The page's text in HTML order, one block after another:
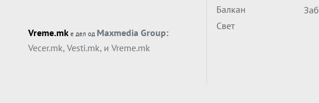
Vreme.mk е дел од Maxmedia Group:
Vecer.mk, Vesti.mk, и Vreme.mk
Балкан
Свет